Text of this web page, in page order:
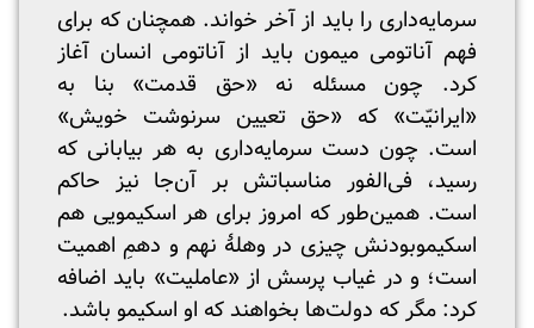
سرمایه‌داری را باید از آخر خواند. همچنان که برای
فهم آناتومی میمون باید از آناتومی انسان آغاز
کرد. چون مسئله نه «حق قدمت» بنا به
«ایرانیّت» که «حق تعیین سرنوشت خویش»
است. چون دست سرمایه‌داری به هر بیابانی که
رسید، فی‌الفور مناسباتش بر آن‌جا نیز حاکم
است. همین‌طور که امروز برای هر اسکیمویی هم
اسکیموبودنش چیزی در وهلهٔ نهم و دهمِ اهمیت
است؛ و در غیاب پرسش از «عاملیت» باید اضافه
کرد: مگر که دولت‌ها بخواهند که او اسکیمو باشد.